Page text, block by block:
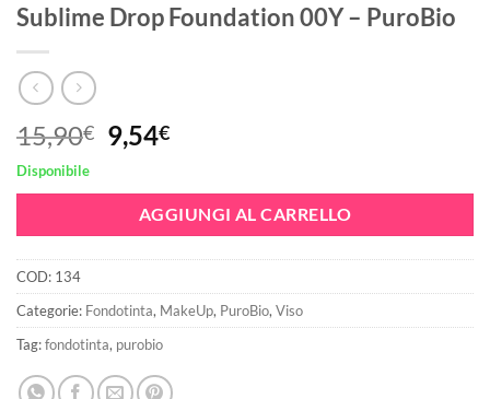
Sublime Drop Foundation 00Y – PuroBio
15,90€ Il
prezzo
originale
era:
15,90€.
9,54€Il
attuale
è:
9,54€.
Disponibile
AGGIUNGI AL CARRELLO
COD: 134
Categorie: Fondotinta, MakeUp, PuroBio, Viso
Tag:fondotinta, purobio